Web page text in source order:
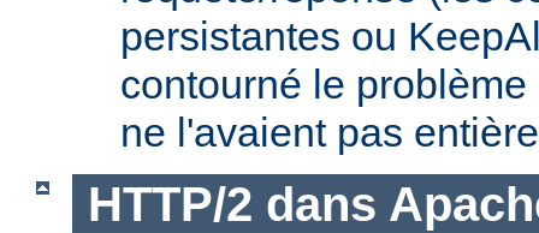
persistantes ou
contourné le
ne l'avaient pas
HTTP/2 dans